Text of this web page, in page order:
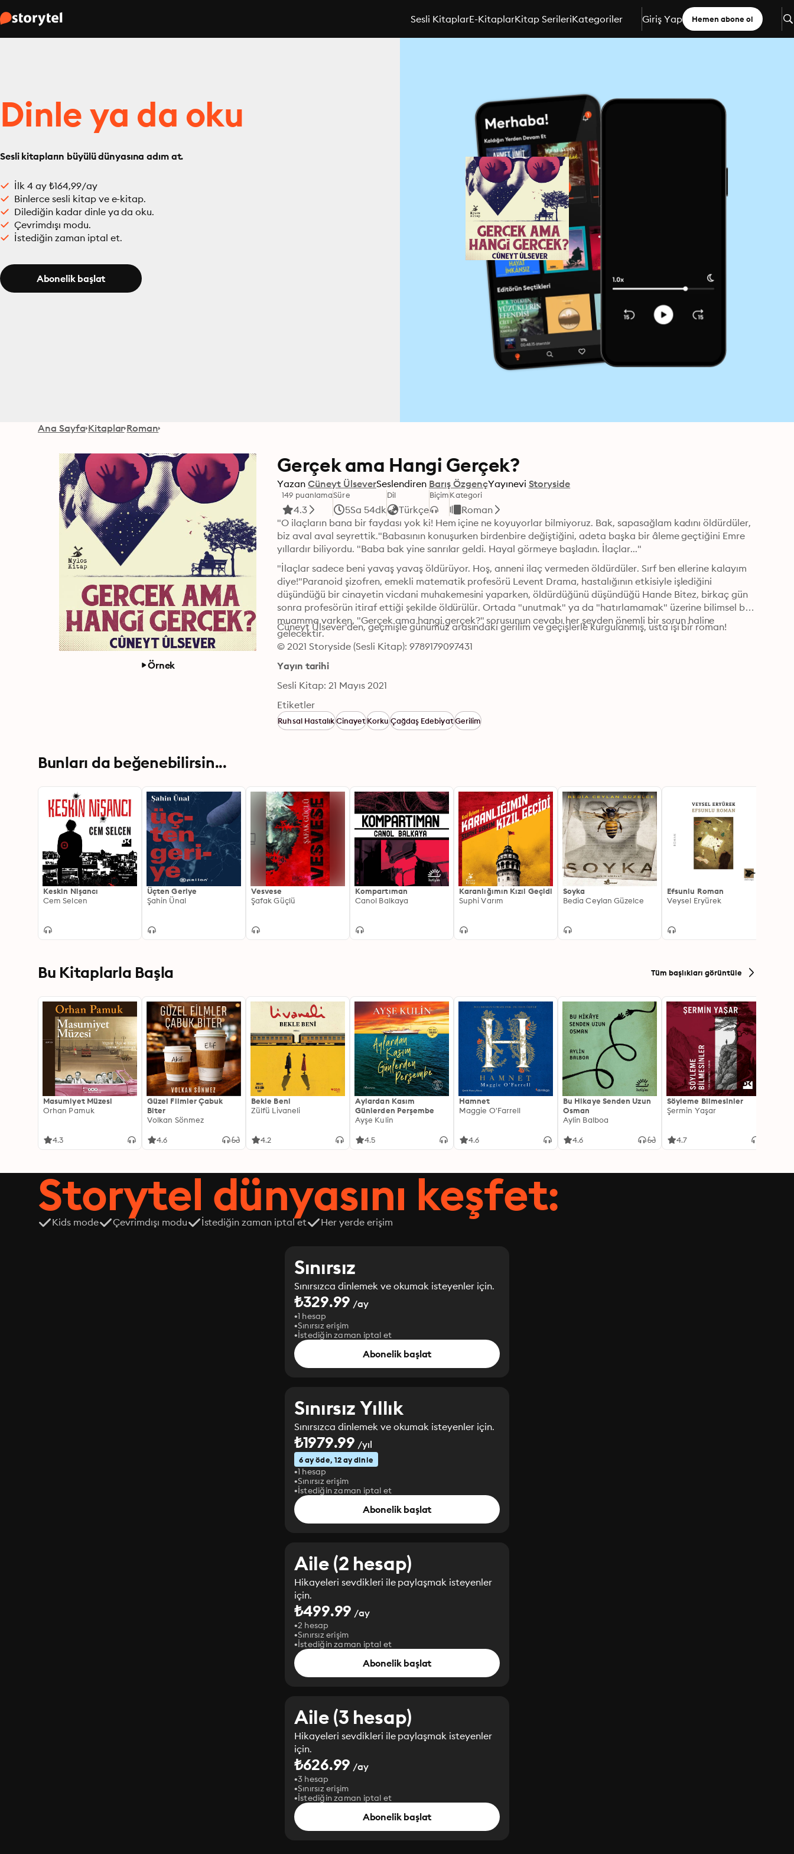
Sesli KitaplarE-KitaplarKitap SerileriKategoriler Giriş Yap Hemen abone ol
Dinle ya da oku
Sesli kitapların büyülü dünyasına adım at.
İlk 4 ay ₺164,99/ay
Binlerce sesli kitap ve e-kitap.
Dilediğin kadar dinle ya da oku.
Çevrimdışı modu.
İstediğin zaman iptal et.
Abonelik başlat
Ana Sayfa Kitaplar Roman
Örnek
Gerçek ama Hangi Gerçek?
Yazan Cüneyt ÜlseverSeslendiren Barış ÖzgençYayınevi Storyside
149 puanlama
4.3
Süre
5Sa 54dk
Dil
Türkçe
BiçimKategori
Roman
"O ilaçların bana bir faydası yok ki! Hem içine ne koyuyorlar bilmiyoruz. Bak, sapasağlam kadını öldürdüler,
biz aval aval seyrettik."Babasının konuşurken birdenbire değiştiğini, adeta başka bir âleme geçtiğini Emre
yıllardır biliyordu. "Baba bak yine sanrılar geldi. Hayal görmeye başladın. İlaçlar..."
"İlaçlar sadece beni yavaş yavaş öldürüyor. Hoş, anneni ilaç vermeden öldürdüler. Sırf ben ellerine kalayım
diye!"Paranoid şizofren, emekli matematik profesörü Levent Drama, hastalığının etkisiyle işlediğini
düşündüğü bir cinayetin vicdani muhakemesini yaparken, öldürdüğünü düşündüğü Hande Bitez, birkaç gün
sonra profesörün itiraf ettiği şekilde öldürülür. Ortada "unutmak" ya da "hatırlamamak" üzerine bilimsel bir
muamma varken, "Gerçek ama hangi gerçek?" sorusunun cevabı her şeyden önemli bir sorun haline
gelecektir.
Cüneyt Ülsever'den, geçmişle günümüz arasındaki gerilim ve geçişlerle kurgulanmış, usta işi bir roman!
© 2021 Storyside (Sesli Kitap): 9789179097431
Yayın tarihi
Sesli Kitap: 21 Mayıs 2021
Etiketler
Ruhsal HastalıkCinayetKorkuÇağdaş EdebiyatGerilim
Bunları da beğenebilirsin...
Keskin Nişancı
Cem Selcen
Üçten Geriye
Şahin Ünal
Vesvese
Şafak Güçlü
Kompartıman
Canol Balkaya
Karanlığımın Kızıl Geçidi
Suphi Varım
Soyka
Bedia Ceylan Güzelce
Efsunlu Roman
Veysel Eryürek
Bu Kitaplarla Başla Tüm başlıkları görüntüle
Masumiyet Müzesi
Orhan Pamuk
4.3
Güzel Filmler Çabuk
Biter
Volkan Sönmez
4.6
Bekle Beni
Zülfü Livaneli
4.2
Aylardan Kasım
Günlerden Perşembe
Ayşe Kulin
4.5
Hamnet
Maggie O'Farrell
4.6
Bu Hikaye Senden Uzun
Osman
Aylin Balboa
4.6
Söyleme Bilmesinler
Şermin Yaşar
4.7
Storytel dünyasını keşfet:
Kids mode Çevrimdışı modu İstediğin zaman iptal et Her yerde erişim
Sınırsız
Sınırsızca dinlemek ve okumak isteyenler için.
₺329.99 /ay
1 hesap
Sınırsız erişim
İstediğin zaman iptal et
Abonelik başlat
Sınırsız Yıllık
Sınırsızca dinlemek ve okumak isteyenler için.
₺1979.99 /yıl
6 ay öde, 12 ay dinle
1 hesap
Sınırsız erişim
İstediğin zaman iptal et
Abonelik başlat
Aile (2 hesap)
Hikayeleri sevdikleri ile paylaşmak isteyenler
için.
₺499.99 /ay
2 hesap
Sınırsız erişim
İstediğin zaman iptal et
Abonelik başlat
Aile (3 hesap)
Hikayeleri sevdikleri ile paylaşmak isteyenler
için.
₺626.99 /ay
3 hesap
Sınırsız erişim
İstediğin zaman iptal et
Abonelik başlat